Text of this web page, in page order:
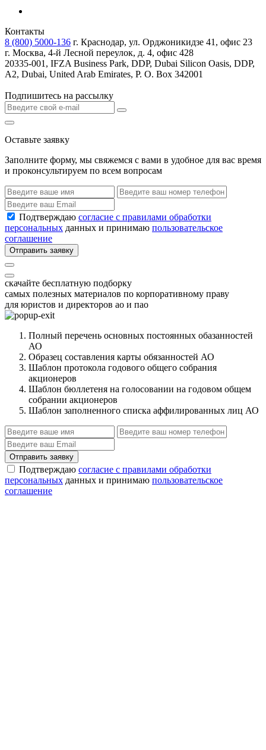
Контакты
8 (800) 5000-136 г. Краснодар, ул. Орджоникидзе 41, офис 23
г. Москва, 4-й Лесной переулок, д. 4, офис 428
20335-001, IFZA Business Park, DDP, Dubai Silicon Oasis, DDP,
A2, Dubai, United Arab Emirates, P. O. Box 342001
Подпишитесь на рассылку
Оставьте заявку
Заполните форму, мы свяжемся с вами в удобное для вас время
и проконсультируем по всем вопросам
Подтверждаю согласие с правилами обработки
персональных данных и принимаю пользовательское
соглашение
Отправить заявку
скачайте бесплатную подборку
самых полезных материалов по корпоративному праву
для юристов и директоров ао и пао
Полный перечень основных постоянных обазанностей
АО
Образец составления карты обязанностей АО
Шаблон протокола годового общего собрания
акционеров
Шаблон бюллетеня на голосовании на годовом общем
собрании акционеров
Шаблон заполненного списка аффилированных лиц АО
Отправить заявку
Подтверждаю согласие с правилами обработки
персональных данных и принимаю пользовательское
соглашение